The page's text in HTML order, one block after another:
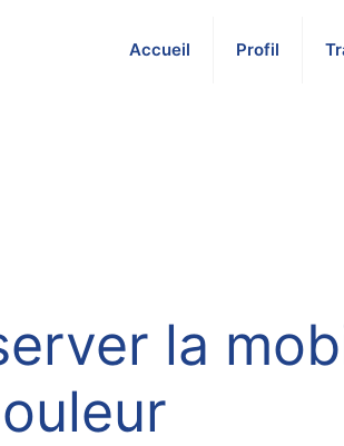
Accueil Profil
la